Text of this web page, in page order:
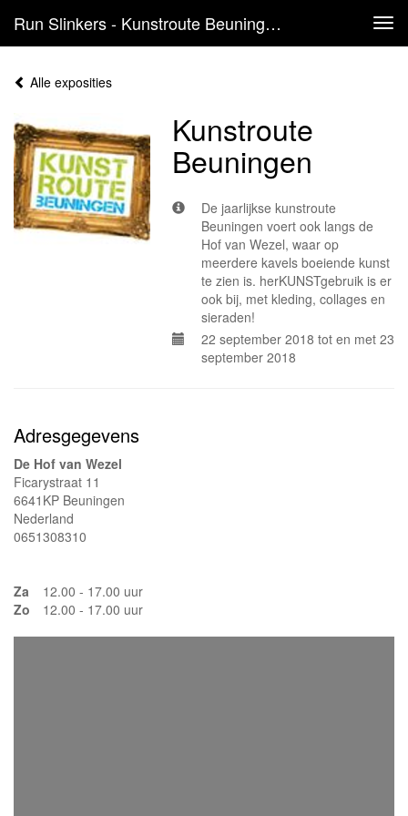
Run Slinkers - Kunstroute Beuningen
Alle exposities
Kunstroute
Beuningen
De jaarlijkse kunstroute
Beuningen voert ook langs de
Hof van Wezel, waar op
meerdere kavels boeiende kunst
te zien is. herKUNSTgebruik is er
ook bij, met kleding, collages en
sieraden!
22 september 2018 tot en met 23
september 2018
Adresgegevens
De Hof van Wezel
Ficarystraat 11
6641KP Beuningen
Nederland
0651308310
Za
12.00 - 17.00 uur
Zo
12.00 - 17.00 uur